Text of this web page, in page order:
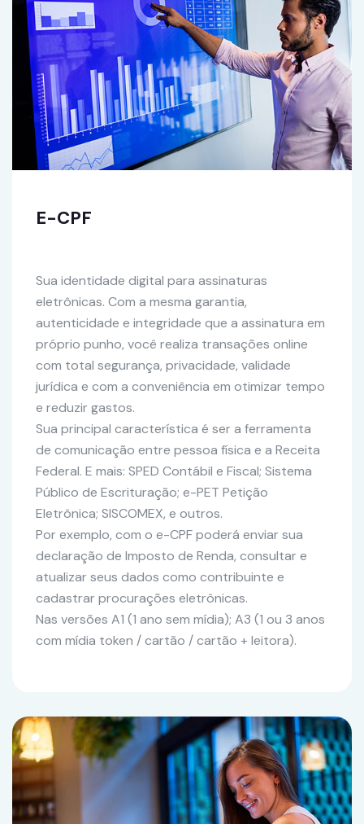
E-CPF
Sua identidade digital para assinaturas
eletrônicas. Com a mesma garantia,
autenticidade e integridade que a assinatura em
próprio punho, você realiza transações online
com total segurança, privacidade, validade
jurídica e com a conveniência em otimizar tempo
e reduzir gastos.
Sua principal característica é ser a ferramenta
de comunicação entre pessoa física e a Receita
Federal. E mais: SPED Contábil e Fiscal; Sistema
Público de Escrituração; e-PET Petição
Eletrônica; SISCOMEX, e outros.
Por exemplo, com o e-CPF poderá enviar sua
declaração de Imposto de Renda, consultar e
atualizar seus dados como contribuinte e
cadastrar procurações eletrônicas.
Nas versões A1 (1 ano sem mídia); A3 (1 ou 3 anos
com mídia token / cartão / cartão + leitora).